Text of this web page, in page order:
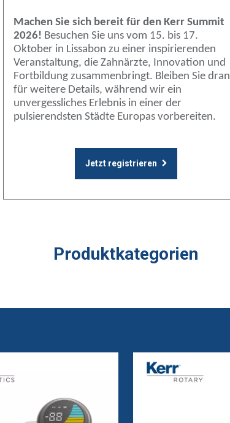
Machen Sie sich bereit für den Kerr Summit
2026! Besuchen Sie uns vom 15. bis 17.
Oktober in Lissabon zu einer inspirierenden
Veranstaltung, die Zahnärzte, Innovation und
Fortbildung zusammenbringt. Bleiben Sie dran
für weitere Details, während wir ein
unvergessliches Erlebnis in einer der
pulsierendsten Städte Europas vorbereiten.
Jetzt registrieren
Produktkategorien